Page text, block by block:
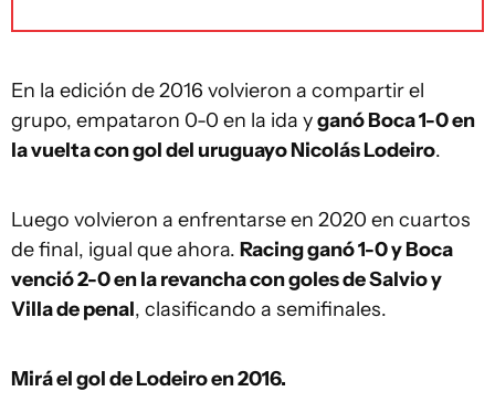
En la edición de 2016 volvieron a compartir el
grupo, empataron 0-0 en la ida yganó Boca 1-0 en
la vuelta con gol del uruguayo Nicolás Lodeiro.
Luego volvieron a enfrentarse en 2020 en cuartos
de final, igual que ahora. Racing ganó 1-0 y Boca
venció 2-0 en la revancha con goles de Salvio y
Villa de penal, clasificando a semifinales.
Mirá el gol de Lodeiro en 2016.